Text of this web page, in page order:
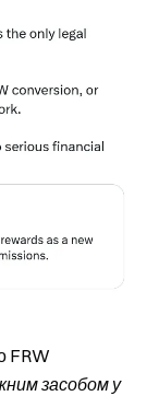
FRW
засобом у